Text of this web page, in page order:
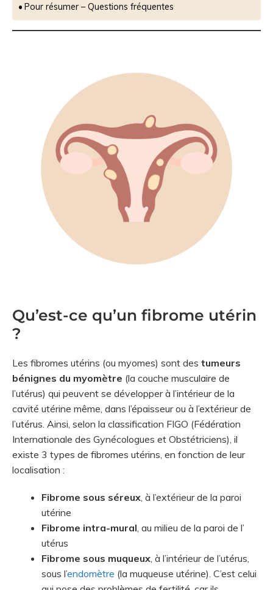
Pour résumer – Questions fréquentes
Qu’est-ce qu’un fibrome utérin
?
Les fibromes utérins (ou myomes) sont des tumeurs
bénignes du myomètre (la couche musculaire de
l’utérus) qui peuvent se développer à l’intérieur de la
cavité utérine même, dans l’épaisseur ou à l’extérieur de
l’utérus. Ainsi, selon la classification FIGO (Fédération
Internationale des Gynécologues et Obstétriciens), il
existe 3 types de fibromes utérins, en fonction de leur
localisation :
Fibrome sous séreux, à l’extérieur de la paroi
utérine
Fibrome intra-mural, au milieu de la paroi de l’
utérus
Fibrome sous muqueux, à l’intérieur de l’utérus,
sous l’endomètre (la muqueuse utérine). C’est celui